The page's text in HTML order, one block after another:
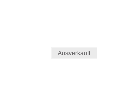
Ausverkauft